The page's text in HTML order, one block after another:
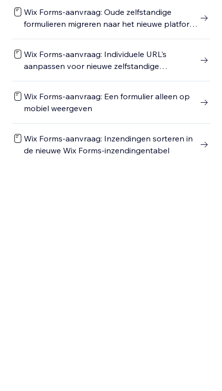
Wix Forms-aanvraag: Oude zelfstandige
formulieren migreren naar het nieuwe platform
Wix Forms-aanvraag: Individuele URL's
aanpassen voor nieuwe zelfstandige
Wix Forms-aanvraag: Een formulier alleen op
mobiel weergeven
Wix Forms-aanvraag: Inzendingen sorteren in
de nieuwe Wix Forms-inzendingentabel